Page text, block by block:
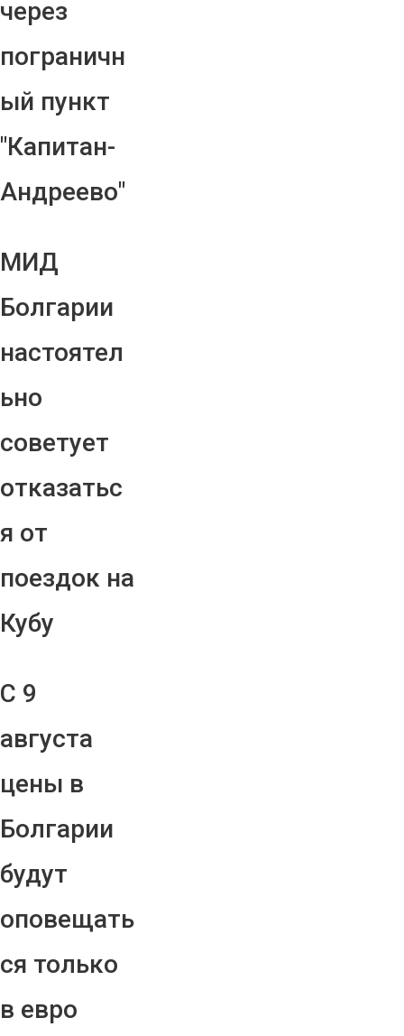
через
пограничн
ый пункт
"Капитан-
Андреево"
МИД
Болгарии
настоятел
ьно
советует
отказатьс
я от
поездок на
Кубу
С 9
августа
цены в
Болгарии
будут
оповещать
ся только
в евро